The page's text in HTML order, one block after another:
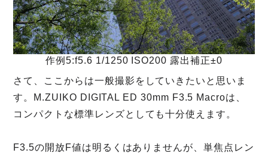
作例5:f5.6 1/1250 ISO200 露出補正±0
さて、ここからは一般撮影をしていきたいと思いま
す。M.ZUIKO DIGITAL ED 30mm F3.5 Macroは、
コンパクトな標準レンズとしても十分使えます。
F3.5の開放F値は明るくはありませんが、単焦点レン